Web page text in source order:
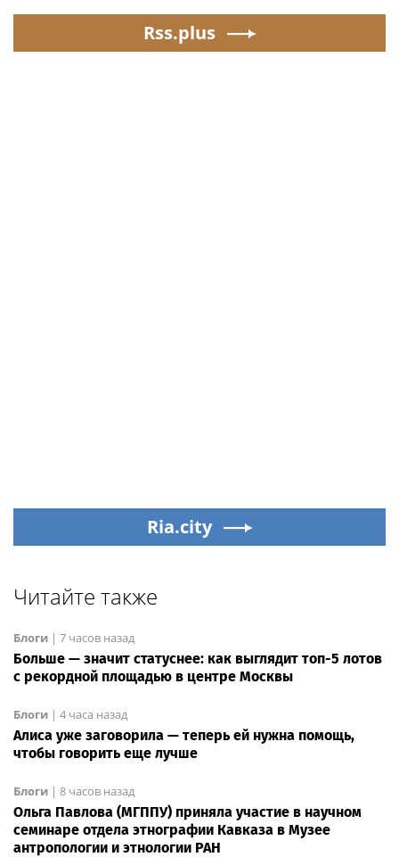
Rss.plus
Ria.city
Читайте также
Блоги | 7 часов назад
Больше — значит статуснее: как выглядит топ-5 лотов
с рекордной площадью в центре Москвы
Блоги | 4 часа назад
Алиса уже заговорила — теперь ей нужна помощь,
чтобы говорить еще лучше
Блоги | 8 часов назад
Ольга Павлова (МГППУ) приняла участие в научном
семинаре отдела этнографии Кавказа в Музее
антропологии и этнологии РАН